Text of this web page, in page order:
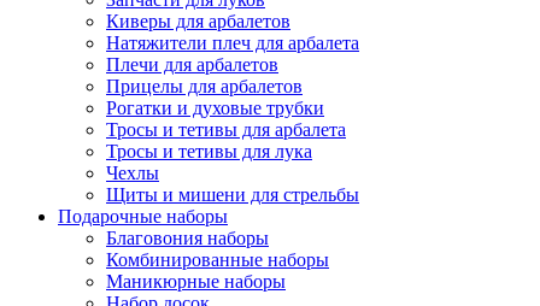
Киверы для арбалетов
Натяжители плеч для арбалета
Плечи для арбалетов
Прицелы для арбалетов
Рогатки и духовые трубки
Тросы и тетивы для арбалета
Тросы и тетивы для лука
Чехлы
Щиты и мишени для стрельбы
Подарочные наборы
Благовония наборы
Комбинированные наборы
Маникюрные наборы